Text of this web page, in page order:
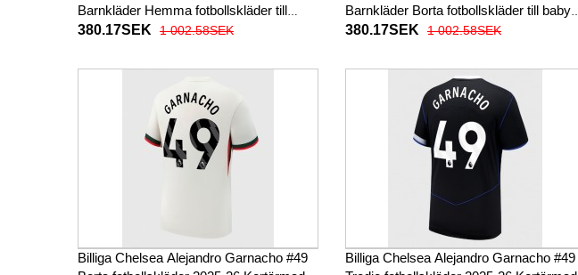
Barnkläder Hemma fotbollskläder till
baby 2025-26 Kortärmad (+ Korta byxor)
380.17SEK 1 002.58SEK
Barnkläder Borta fotbollskläder till baby
2025-26 Kortärmad (+ Korta byxor)
380.17SEK 1 002.58SEK
Billiga Chelsea Alejandro Garnacho #49
Billiga Chelsea Alejandro Garnacho #49